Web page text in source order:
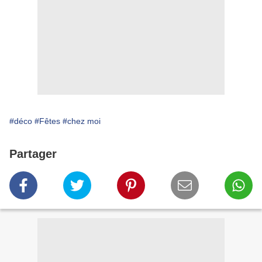
#déco #Fêtes #chez moi
Partager